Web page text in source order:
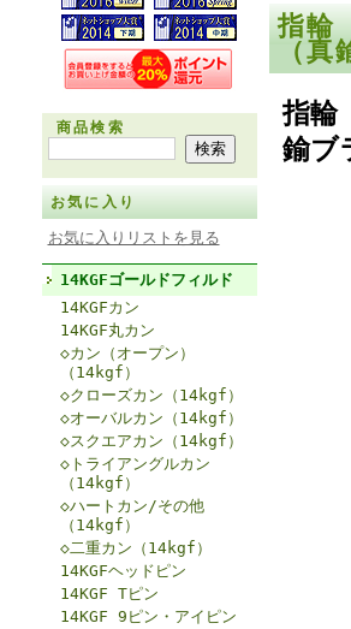
商品検索
お気に入り
お気に入りリストを見る
14KGFゴールドフィルド
14KGFカン
14KGF丸カン
◇カン（オープン）
（14kgf）
◇クローズカン（14kgf）
◇オーバルカン（14kgf）
◇スクエアカン（14kgf）
◇トライアングルカン
（14kgf）
◇ハートカン/その他
（14kgf）
◇二重カン（14kgf）
14KGFヘッドピン
14KGF Tピン
14KGF 9ピン・アイピン
指輪
（
指輪
鍮ブ